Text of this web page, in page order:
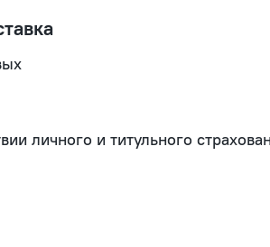
личного и титульного